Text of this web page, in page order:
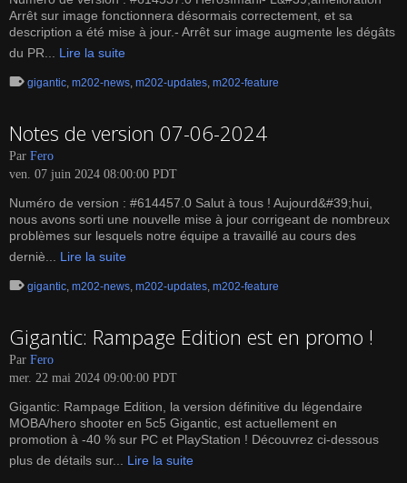
Arrêt sur image fonctionnera désormais correctement, et sa
description a été mise à jour.- Arrêt sur image augmente les dégâts
du PR... Lire la suite
gigantic, m202-news, m202-updates, m202-feature
Notes de version 07-06-2024
Par Fero
ven. 07 juin 2024 08:00:00 PDT
Numéro de version : #614457.0 Salut à tous ! Aujourd&#39;hui,
nous avons sorti une nouvelle mise à jour corrigeant de nombreux
problèmes sur lesquels notre équipe a travaillé au cours des
derniè... Lire la suite
gigantic, m202-news, m202-updates, m202-feature
Gigantic: Rampage Edition est en promo !
Par Fero
mer. 22 mai 2024 09:00:00 PDT
Gigantic: Rampage Edition, la version définitive du légendaire
MOBA/hero shooter en 5c5 Gigantic, est actuellement en
promotion à -40 % sur PC et PlayStation ! Découvrez ci-dessous
plus de détails sur... Lire la suite